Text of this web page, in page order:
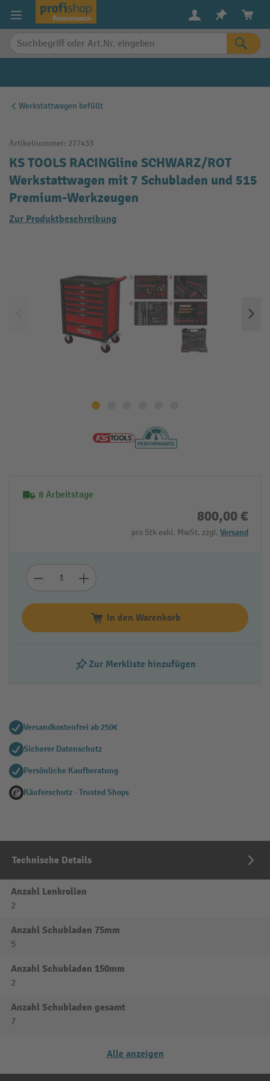
springen
Werkstattwagen befüllt
Artikelnummer: 277433
KS TOOLS RACINGline SCHWARZ/ROT
Werkstattwagen mit 7 Schubladen und 515
Premium-Werkzeugen
Zur Produktbeschreibung
8 Arbeitstage
800,00 €
pro Stk exkl. MwSt. zzgl. Versand
In den Warenkorb
Zur Merkliste hinzufügen
Versandkostenfrei ab 250€
Sicherer Datenschutz
Persönliche Kaufberatung
Käuferschutz - Trusted Shops
Technische Details
Anzahl Lenkrollen
2
Anzahl Schubladen 75mm
5
Anzahl Schubladen 150mm
2
Anzahl Schubladen gesamt
7
Alle anzeigen